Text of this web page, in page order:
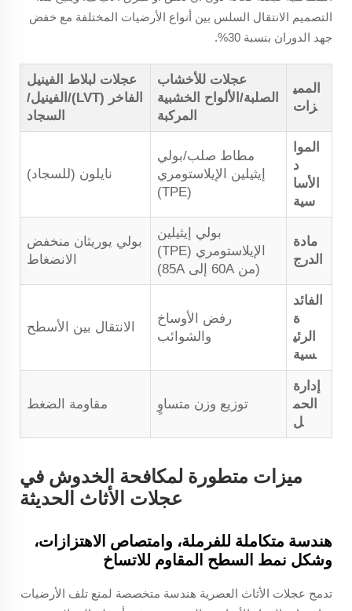
التصميم الانتقال السلس بين أنواع الأرضيات المختلفة مع خفض
جهد الدوران بنسبة 30%.
الممي
زات
عجلات للأخشاب
الصلبة/الألواح الخشبية
المركبة
عجلات لبلاط الفينيل
الفاخر (LVT)/الفينيل/
السجاد
الموا
د
الأسا
سية
مطاط صلب/بولي
إيثيلين الإيلاستومري
(TPE)
نايلون (للسجاد)
مادة
الدرج
بولي إيثيلين
الإيلاستومري (TPE)
(من 60A إلى 85A)
بولي يوريثان منخفض
الانضغاط
الفائد
ة
الرئي
سية
رفض الأوساخ
والشوائب
الانتقال بين الأسطح
إدارة
الحم
ل
توزيع وزن متساوٍ مقاومة الضغط
ميزات متطورة لمكافحة الخدوش في
عجلات الأثاث الحديثة
هندسة متكاملة للفرملة، وامتصاص الاهتزازات،
وشكل نمط السطح المقاوم للاتساخ
تدمج عجلات الأثاث العصرية هندسة متخصصة لمنع تلف الأرضيات